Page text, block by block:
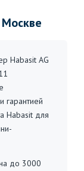
Москве
Habasit AG
гарантией
Habasit для
до 3000